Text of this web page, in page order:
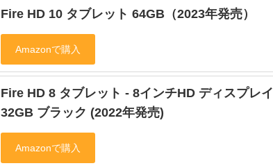
Fire HD 10 タブレット 64GB（2023年発売）
Fire HD 8 タブレット - 8インチHD ディスプレイ
32GB ブラック (2022年発売)